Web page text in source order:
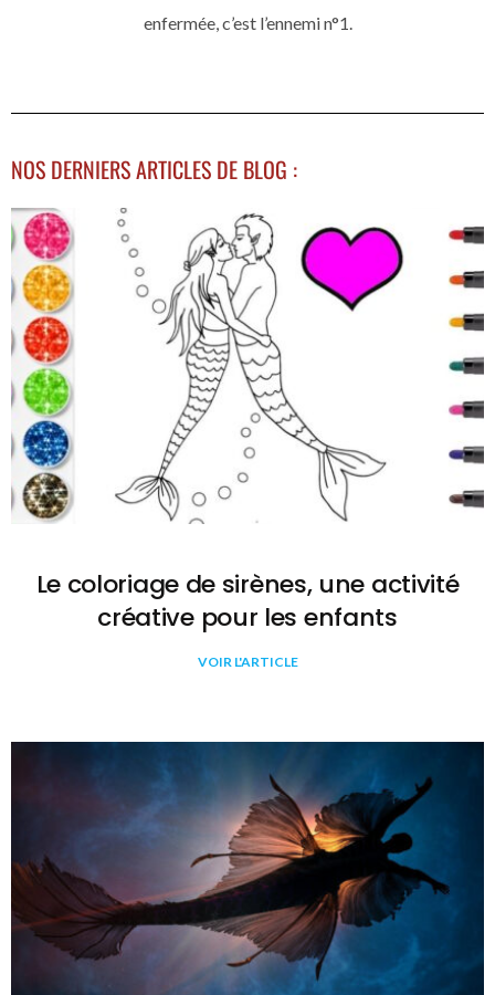
enfermée, c’est l’ennemi n°1.
NOS DERNIERS ARTICLES DE BLOG :
Le coloriage de sirènes, une activité
créative pour les enfants
VOIR L'ARTICLE